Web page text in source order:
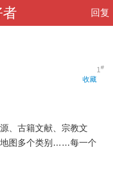
回复
1#
收藏
、古籍文献、宗教文
地图多个类别……每一个